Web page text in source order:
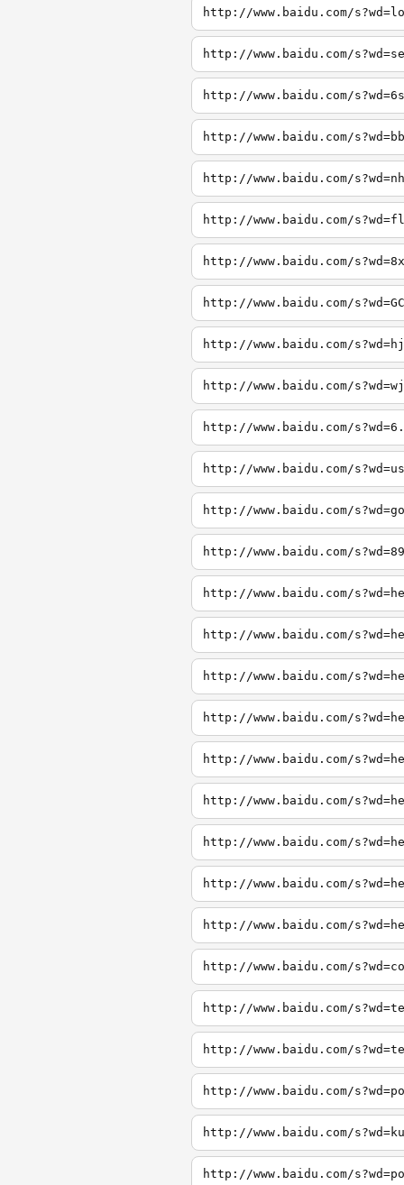
http://www.baidu.com/
http://www.baidu.com/
http://www.baidu.com/
http://www.baidu.com/
http://www.baidu.com/
http://www.baidu.com/
http://www.baidu.com/
http://www.baidu.com/
http://www.baidu.com/
http://www.baidu.com/
http://www.baidu.com/
http://www.baidu.com/
http://www.baidu.com/
http://www.baidu.com/
http://www.baidu.com/
http://www.baidu.com/
http://www.baidu.com/
http://www.baidu.com/
http://www.baidu.com/
http://www.baidu.com/
http://www.baidu.com/
http://www.baidu.com/
http://www.baidu.com/
http://www.baidu.com/
http://www.baidu.com/
http://www.baidu.com/
http://www.baidu.com/
http://www.baidu.com/
http://www.baidu.com/